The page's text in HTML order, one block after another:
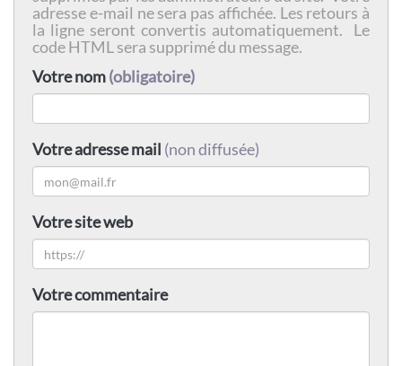
adresse e-mail ne sera pas affichée. Les retours à
la ligne seront convertis automatiquement. Le
code HTML sera supprimé du message.
Votre nom(obligatoire)
Votre adresse mail (non diffusée)
Votre site web
Votre commentaire